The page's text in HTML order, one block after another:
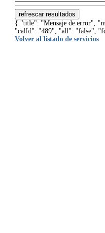
refrescar resultados
{ "title": "Mensaje de error",
"calId": "489", "all": "false",
Volver al listado de servicios